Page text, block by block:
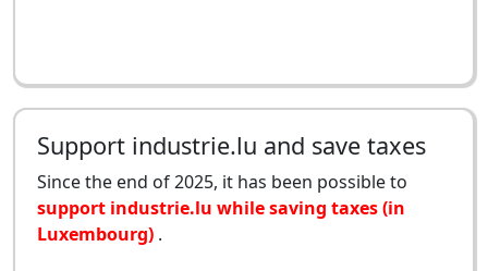
Support industrie.lu and save taxes
Since the end of 2025, it has been possible to
support industrie.lu while saving taxes (in
Luxembourg) .